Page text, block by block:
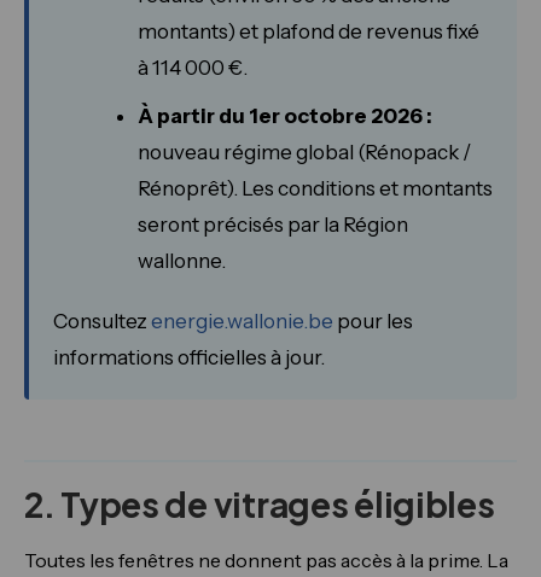
montants) et plafond de revenus fixé
à 114 000 €.
À partir du 1er octobre 2026 :
nouveau régime global (Rénopack /
Rénoprêt). Les conditions et montants
seront précisés par la Région
wallonne.
Consultez energie.wallonie.be pour les
informations officielles à jour.
2. Types de vitrages éligibles
Toutes les fenêtres ne donnent pas accès à la prime. La